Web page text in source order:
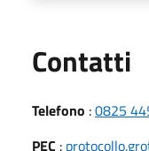
Contatti
Telefono :0825
PEC :